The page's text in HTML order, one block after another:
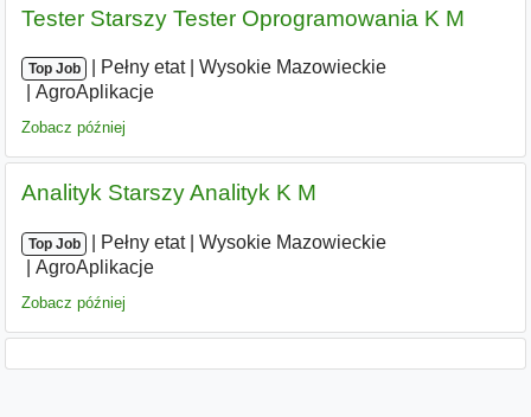
Tester Starszy Tester Oprogramowania K M
Top Job Pełny etat| Wysokie Mazowieckie
AgroAplikacje
Zobacz później
Analityk Starszy Analityk K M
Top Job Pełny etat| Wysokie Mazowieckie
AgroAplikacje
Zobacz później